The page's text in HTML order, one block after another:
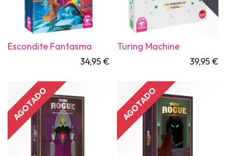
Escondite Fantasma
34,95€
Turing Machine
39,95€
AGOTADO AGOTADO